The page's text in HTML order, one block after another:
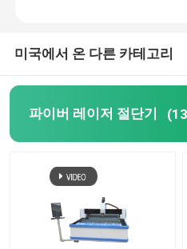
미국에서 온 다른 카테고리
파이버 레이저 절단기